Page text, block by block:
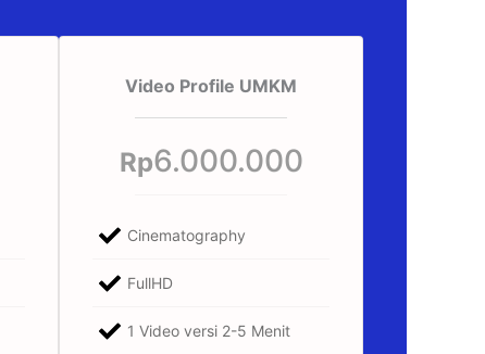
Video Profile UMKM
Rp6.000.000
Cinematography
FullHD
1 Video versi 2-5 Menit